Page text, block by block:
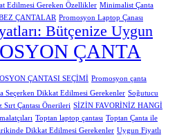
Edilmesi Gereken Özellikler Minimalist Çanta
ÇANTALAR Promosyon Laptop Çanası
Bütçenize Uygun
ÇANTA
ÇANTASI SEÇİMİ Promosyon çanta
Seçerken Dikkat Edilmesi Gerekenler Soğutucu
Sırt Çantası Önerileri SİZİN FAVORİNİZ HANGİ
Toptan laptop çantası Toptan Çanta ile
Dikkat Edilmesi Gerekenler Uygun Fiyatlı